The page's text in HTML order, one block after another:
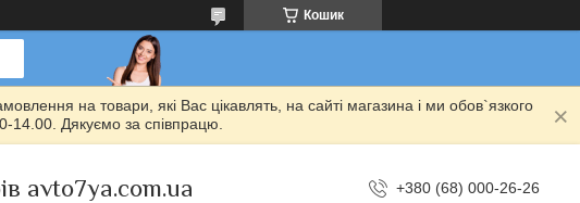
Кошик
на товари, які Вас цікавлять, на сайті магазина і ми обов`язкого
Дякуємо за співпрацю.
avto7ya.com.ua +380 (68) 000-26-26